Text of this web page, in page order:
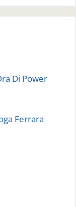
Di Power
Ferrara